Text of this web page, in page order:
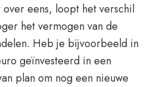
eens, loopt het verschil
het vermogen van de
Heb je bijvoorbeeld in
geïnvesteerd in een
plan om nog een nieuwe